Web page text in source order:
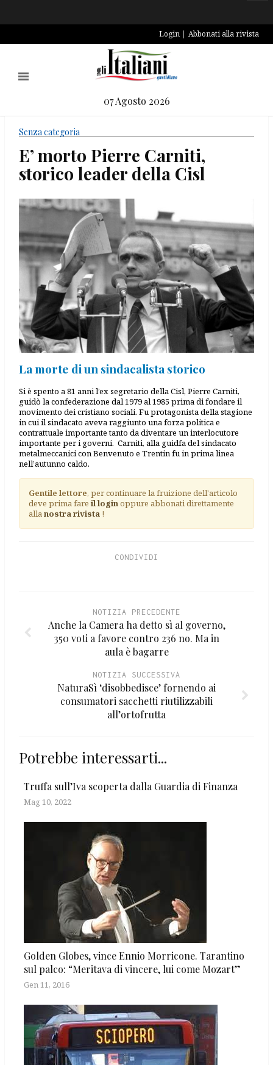
Login Abbonati alla rivista
07 Agosto 2026
Senza categoria
E’ morto Pierre Carniti,
storico leader della Cisl
La morte di un sindacalista storico
Si è spento a 81 anni l’ex segretario della Cisl, Pierre Carniti,
guidò la confederazione dal 1979 al 1985 prima di fondare il
movimento dei cristiano sociali. Fu protagonista della stagione
in cui il sindacato aveva raggiunto una forza politica e
contrattuale importante tanto da diventare un interlocutore
importante per i governi. Carniti, alla guidfa del sindacato
metalmeccanici con Benvenuto e Trentin fu in prima linea
nell’autunno caldo.
Gentile lettore, per continuare la fruizione dell'articolo
deve prima fare il login oppure abbonati direttamente
alla nostra rivista !
CONDIVIDI
NOTIZIA PRECEDENTE
Anche la Camera ha detto sì al governo,
350 voti a favore contro 236 no. Ma in
aula è bagarre
NOTIZIA SUCCESSIVA
NaturaSì ‘disobbedisce’ fornendo ai
consumatori sacchetti riutilizzabili
all’ortofrutta
Potrebbe interessarti...
Truffa sull’Iva scoperta dalla Guardia di Finanza
Mag 10, 2022
Golden Globes, vince Ennio Morricone. Tarantino
sul palco: “Meritava di vincere, lui come Mozart”
Gen 11, 2016